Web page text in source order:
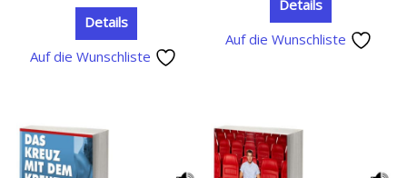
Details
Auf die Wunschliste
Details
Auf die Wunschliste